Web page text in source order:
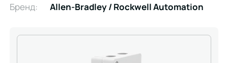
Бренд:
Allen-Bradley / Rockwell Automation